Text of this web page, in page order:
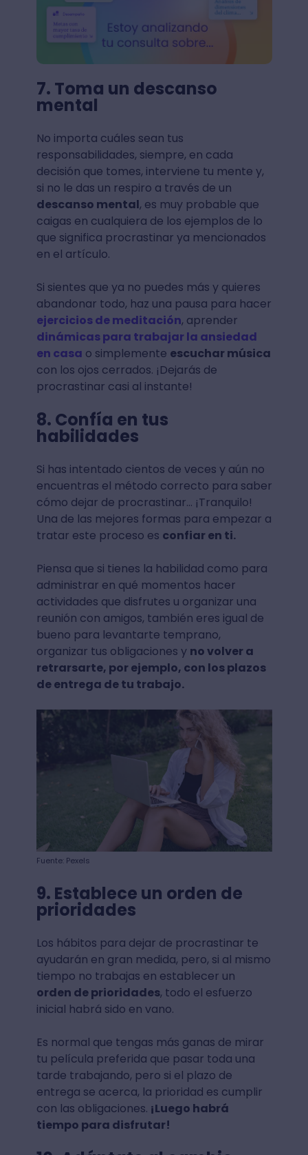
7. Toma un descanso
mental
No importa cuáles sean tus
responsabilidades, siempre, en cada
decisión que tomes, interviene tu mente y,
si no le das un respiro a través de un
descanso mental, es muy probable que
caigas en cualquiera de los ejemplos de lo
que significa procrastinar ya mencionados
en el artículo.
Si sientes que ya no puedes más y quieres
abandonar todo, haz una pausa para hacer
ejercicios de meditación, aprender
dinámicas para trabajar la ansiedad
en casa o simplemente escuchar música
con los ojos cerrados. ¡Dejarás de
procrastinar casi al instante!
8. Confía en tus
habilidades
Si has intentado cientos de veces y aún no
encuentras el método correcto para saber
cómo dejar de procrastinar… ¡Tranquilo!
Una de las mejores formas para empezar a
tratar este proceso es confiar en ti.
Piensa que si tienes la habilidad como para
administrar en qué momentos hacer
actividades que disfrutes u organizar una
reunión con amigos, también eres igual de
bueno para levantarte temprano,
organizar tus obligaciones y no volver a
retrarsarte, por ejemplo, con los plazos
de entrega de tu trabajo.
Fuente: Pexels
9. Establece un orden de
prioridades
Los hábitos para dejar de procrastinar te
ayudarán en gran medida, pero, si al mismo
tiempo no trabajas en establecer un
orden de prioridades, todo el esfuerzo
inicial habrá sido en vano.
Es normal que tengas más ganas de mirar
tu película preferida que pasar toda una
tarde trabajando, pero si el plazo de
entrega se acerca, la prioridad es cumplir
con las obligaciones. ¡Luego habrá
tiempo para disfrutar!